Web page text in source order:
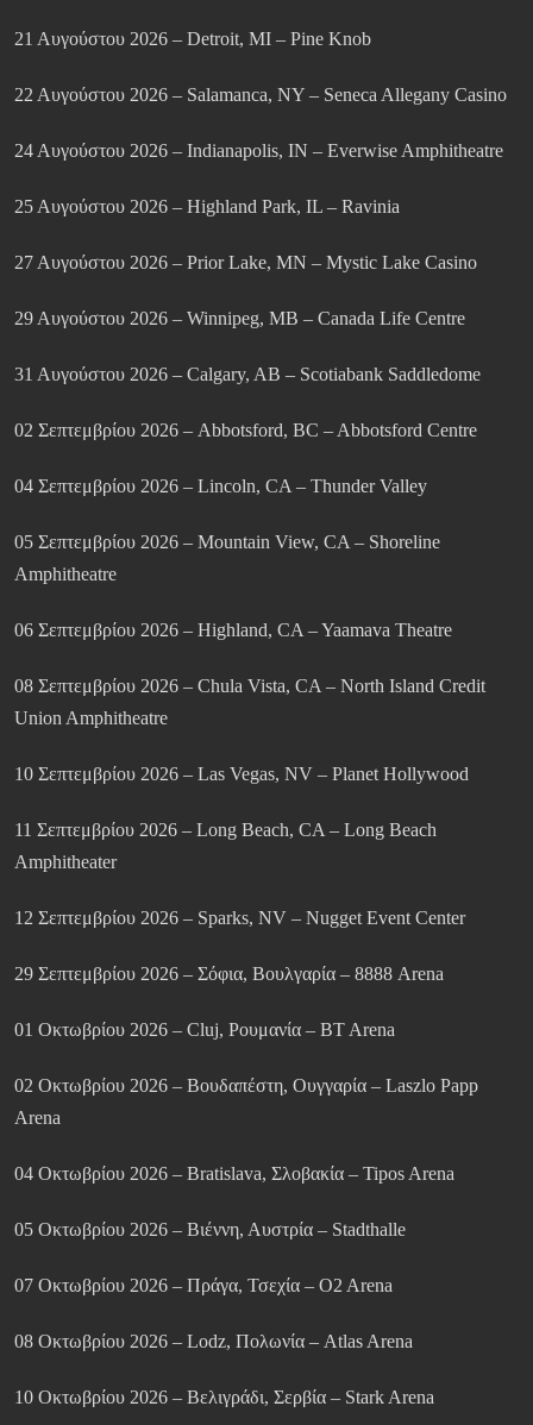
21 Αυγούστου 2026 – Detroit, MI – Pine Knob
22 Αυγούστου 2026 – Salamanca, NY – Seneca Allegany Casino
24 Αυγούστου 2026 – Indianapolis, IN – Everwise Amphitheatre
25 Αυγούστου 2026 – Highland Park, IL – Ravinia
27 Αυγούστου 2026 – Prior Lake, MN – Mystic Lake Casino
29 Αυγούστου 2026 – Winnipeg, MB – Canada Life Centre
31 Αυγούστου 2026 – Calgary, AB – Scotiabank Saddledome
02 Σεπτεμβρίου 2026 – Abbotsford, BC – Abbotsford Centre
04 Σεπτεμβρίου 2026 – Lincoln, CA – Thunder Valley
05 Σεπτεμβρίου 2026 – Mountain View, CA – Shoreline
Amphitheatre
06 Σεπτεμβρίου 2026 – Highland, CA – Yaamava Theatre
08 Σεπτεμβρίου 2026 – Chula Vista, CA – North Island Credit
Union Amphitheatre
10 Σεπτεμβρίου 2026 – Las Vegas, NV – Planet Hollywood
11 Σεπτεμβρίου 2026 – Long Beach, CA – Long Beach
Amphitheater
12 Σεπτεμβρίου 2026 – Sparks, NV – Nugget Event Center
29 Σεπτεμβρίου 2026 – Σόφια, Βουλγαρία – 8888 Arena
01 Οκτωβρίου 2026 – Cluj, Ρουμανία – BT Arena
02 Οκτωβρίου 2026 – Βουδαπέστη, Ουγγαρία – Laszlo Papp
Arena
04 Οκτωβρίου 2026 – Bratislava, Σλοβακία – Tipos Arena
05 Οκτωβρίου 2026 – Βιέννη, Αυστρία – Stadthalle
07 Οκτωβρίου 2026 – Πράγα, Τσεχία – O2 Arena
08 Οκτωβρίου 2026 – Lodz, Πολωνία – Atlas Arena
10 Οκτωβρίου 2026 – Βελιγράδι, Σερβία – Stark Arena